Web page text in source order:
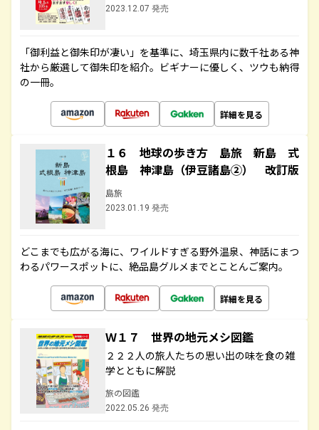
2023.12.07 発売
「御利益と御朱印が凄い」を基準に、埼玉県内に数千社ある神
社から厳選して御朱印を紹介。ビギナーに優しく、ツウも納得
の一冊。
詳細を見る
１６ 地球の歩き方 島旅 新島 式
根島 神津島（伊豆諸島②） 改訂版
島旅
2023.01.19 発売
どこまでも広がる海に、ワイルドすぎる野外温泉、神話にまつ
わるパワースポットに、絶品島グルメまでとことんご案内。
詳細を見る
Ｗ１７ 世界の地元メシ図鑑
２２２人の旅人たちの思い出の味を食の雑
学とともに解説
旅の図鑑
2022.05.26 発売